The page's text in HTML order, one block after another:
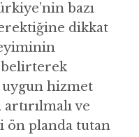
bazı
dikkat
uygun hizmet
ve
ön planda tutan